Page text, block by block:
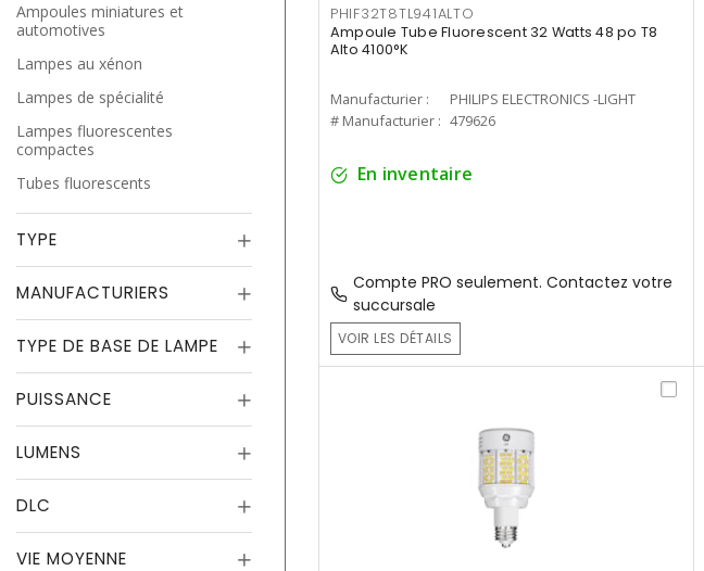
Ampoules miniatures et
automotives
Lampes au xénon
Lampes de spécialité
Lampes fluorescentes
compactes
Tubes fluorescents
TYPE
MANUFACTURIERS
TYPE DE BASE DE LAMPE
PUISSANCE
LUMENS
DLC
VIE MOYENNE
PHIF32T8TL941ALTO
Ampoule Tube Fluorescent 32 Watts 48 po T8
Alto 4100°K
Manufacturier :
PHILIPS ELECTRONICS -LIGHT
# Manufacturier : 479626
En inventaire
Compte PRO seulement. Contactez votre
succursale
VOIR LES DÉTAILS